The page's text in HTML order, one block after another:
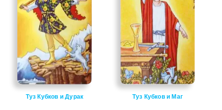
Туз Кубков и Дурак Туз Кубков и Маг